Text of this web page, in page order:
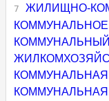
ЖИЛИЩНО-